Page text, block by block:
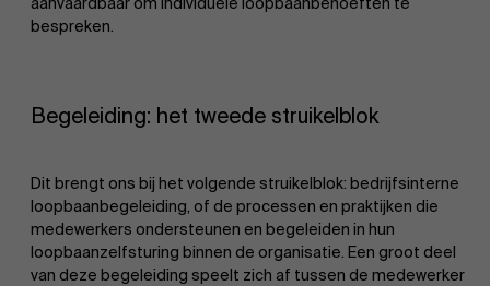
bespreken.
Begeleiding: het tweede struikelblok
Dit brengt ons bij het volgende struikelblok: bedrijfsinterne
loopbaanbegeleiding, of de processen en praktijken die
medewerkers ondersteunen en begeleiden in hun
loopbaanzelfsturing binnen de organisatie. Een groot deel
van deze begeleiding speelt zich af tussen de medewerker